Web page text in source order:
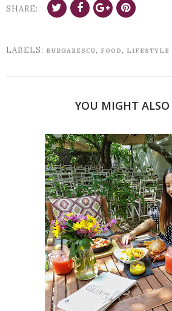
SHARE:
LABELS: BURGARESCU, FOOD , LIFESTYLE
YOU MIGHT ALSO